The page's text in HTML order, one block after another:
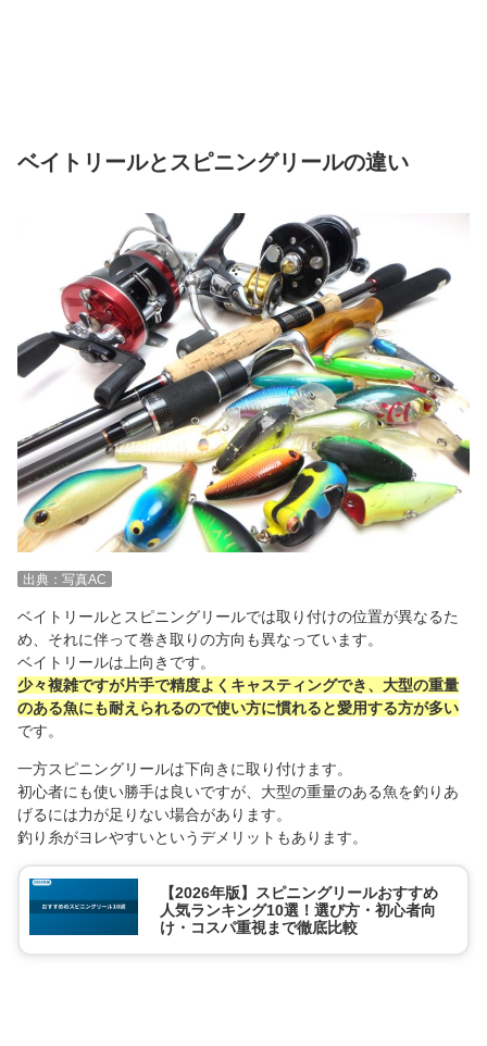
ベイトリールとスピニングリールの違い
出典：写真AC
ベイトリールとスピニングリールでは取り付けの位置が異なるた
め、それに伴って巻き取りの方向も異なっています。
ベイトリールは上向きです。
少々複雑ですが片手で精度よくキャスティングでき、大型の重量
のある魚にも耐えられるので使い方に慣れると愛用する方が多い
です。
一方スピニングリールは下向きに取り付けます。
初心者にも使い勝手は良いですが、大型の重量のある魚を釣りあ
げるには力が足りない場合があります。
釣り糸がヨレやすいというデメリットもあります。
【2026年版】スピニングリールおすすめ
人気ランキング10選！選び方・初心者向
け・コスパ重視まで徹底比較